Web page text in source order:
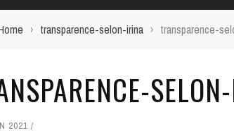
› transparence-selon-irina › transparence-
2021